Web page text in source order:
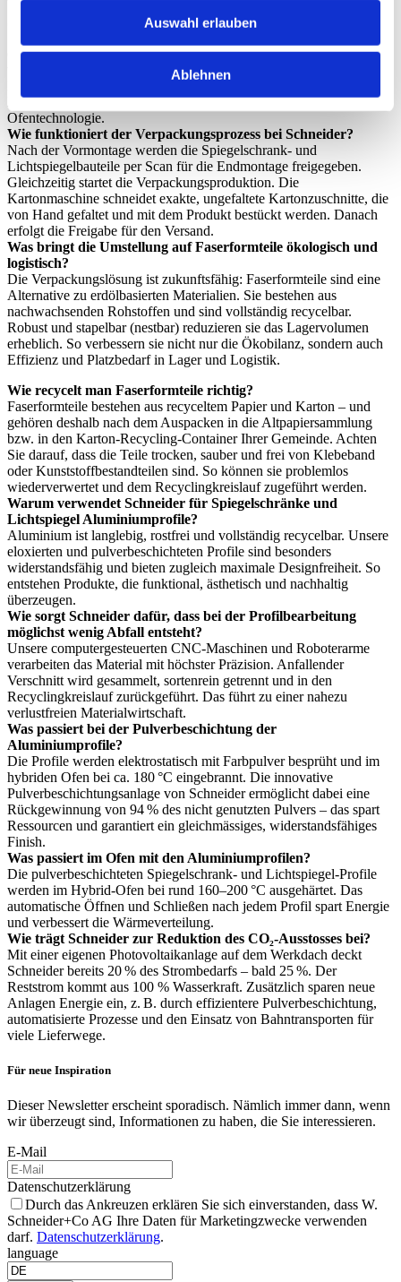
Auswahl erlauben
Ablehnen
Wie nachhaltig sind die Spiegelschränke und Lichtspiegel von
einem Material, das langlebig, rostfrei und vollständig
wiederverwertbar ist. Zusätzlich kommen energiesparende LED-
Einsatz, z. B. durch Photovoltaikstrom und moderne
Ofentechnologie.
Wie funktioniert der Verpackungsprozess bei Schneider?
Nach der Vormontage werden die Spiegelschrank- und
Lichtspiegelbauteile per Scan für die Endmontage freigegeben.
Gleichzeitig startet die Verpackungsproduktion. Die
Kartonmaschine schneidet exakte, ungefaltete Kartonzuschnitte, die
von Hand gefaltet und mit dem Produkt bestückt werden. Danach
erfolgt die Freigabe für den Versand.
Was bringt die Umstellung auf Faserformteile ökologisch und
logistisch?
Die Verpackungslösung ist zukunftsfähig: Faserformteile sind eine
Alternative zu erdölbasierten Materialien. Sie bestehen aus
nachwachsenden Rohstoffen und sind vollständig recycelbar.
Robust und stapelbar (nestbar) reduzieren sie das Lagervolumen
erheblich. So verbessern sie nicht nur die Ökobilanz, sondern auch
Effizienz und Platzbedarf in Lager und Logistik.
Wie recycelt man Faserformteile richtig?
Faserformteile bestehen aus recyceltem Papier und Karton – und
gehören deshalb nach dem Auspacken in die Altpapiersammlung
bzw. in den Karton-Recycling-Container Ihrer Gemeinde. Achten
Sie darauf, dass die Teile trocken, sauber und frei von Klebeband
oder Kunststoffbestandteilen sind. So können sie problemlos
wiederverwertet und dem Recyclingkreislauf zugeführt werden.
Warum verwendet Schneider für Spiegelschränke und
Lichtspiegel Aluminiumprofile?
Aluminium ist langlebig, rostfrei und vollständig recycelbar. Unsere
eloxierten und pulverbeschichteten Profile sind besonders
widerstandsfähig und bieten zugleich maximale Designfreiheit. So
entstehen Produkte, die funktional, ästhetisch und nachhaltig
überzeugen.
Wie sorgt Schneider dafür, dass bei der Profilbearbeitung
möglichst wenig Abfall entsteht?
Unsere computergesteuerten CNC-Maschinen und Roboterarme
verarbeiten das Material mit höchster Präzision. Anfallender
Verschnitt wird gesammelt, sortenrein getrennt und in den
Recyclingkreislauf zurückgeführt. Das führt zu einer nahezu
verlustfreien Materialwirtschaft.
Was passiert bei der Pulverbeschichtung der
Aluminiumprofile?
Die Profile werden elektrostatisch mit Farbpulver besprüht und im
hybriden Ofen bei ca. 180 °C eingebrannt. Die innovative
Pulverbeschichtungsanlage von Schneider ermöglicht dabei eine
Rückgewinnung von 94 % des nicht genutzten Pulvers – das spart
Ressourcen und garantiert ein gleichmässiges, widerstandsfähiges
Finish.
Was passiert im Ofen mit den Aluminiumprofilen?
Die pulverbeschichteten Spiegelschrank- und Lichtspiegel-Profile
werden im Hybrid-Ofen bei rund 160–200 °C ausgehärtet. Das
automatische Öffnen und Schließen nach jedem Profil spart Energie
und verbessert die Wärmeverteilung.
Wie trägt Schneider zur Reduktion des CO₂-Ausstosses bei?
Mit einer eigenen Photovoltaikanlage auf dem Werkdach deckt
Schneider bereits 20 % des Strombedarfs – bald 25 %. Der
Reststrom kommt aus 100 % Wasserkraft. Zusätzlich sparen neue
Anlagen Energie ein, z. B. durch effizientere Pulverbeschichtung,
automatisierte Prozesse und den Einsatz von Bahntransporten für
viele Lieferwege.
Für neue Inspiration
Dieser Newsletter erscheint sporadisch. Nämlich immer dann, wenn
wir überzeugt sind, Informationen zu haben, die Sie interessieren.
E-Mail
Datenschutzerklärung
Durch das Ankreuzen erklären Sie sich einverstanden, dass W.
Schneider+Co AG Ihre Daten für Marketingzwecke verwenden
darf. Datenschutzerklärung.
language